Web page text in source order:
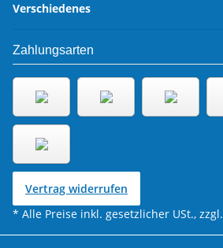
Verschiedenes
Zahlungsarten
Vertrag widerrufen
* Alle Preise inkl. gesetzlicher USt., zzgl.